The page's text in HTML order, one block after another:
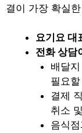
결이 가장 확실
요기요 대
전화 상담
배달
필요할
결제
취소
음식